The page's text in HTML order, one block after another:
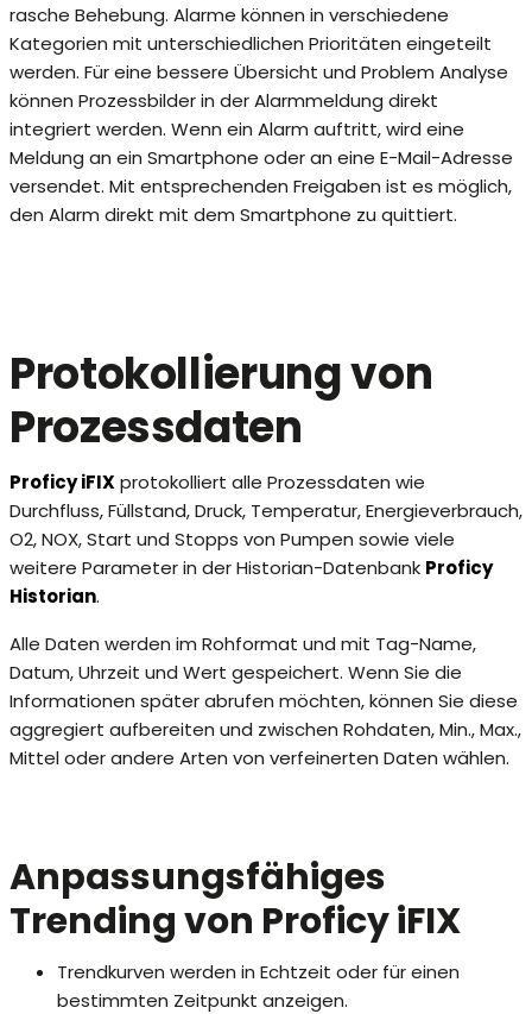
rasche Behebung. Alarme können in verschiedene
Kategorien mit unterschiedlichen Prioritäten eingeteilt
werden. Für eine bessere Übersicht und Problem Analyse
können Prozessbilder in der Alarmmeldung direkt
integriert werden. Wenn ein Alarm auftritt, wird eine
Meldung an ein Smartphone oder an eine E-Mail-Adresse
versendet. Mit entsprechenden Freigaben ist es möglich,
den Alarm direkt mit dem Smartphone zu quittiert.
Protokollierung von
Prozessdaten
Proficy iFIXprotokolliert alle Prozessdaten wie
Durchfluss, Füllstand, Druck, Temperatur, Energieverbrauch,
O2, NOX, Start und Stopps von Pumpen sowie viele
weitere Parameter in der Historian-Datenbank Proficy
Historian.
Alle Daten werden im Rohformat und mit Tag-Name,
Datum, Uhrzeit und Wert gespeichert. Wenn Sie die
Informationen später abrufen möchten, können Sie diese
aggregiert aufbereiten und zwischen Rohdaten, Min., Max.,
Mittel oder andere Arten von verfeinerten Daten wählen.
Anpassungsfähiges
Trending von Proficy iFIX
Trendkurven werden in Echtzeit oder für einen
bestimmten Zeitpunkt anzeigen.